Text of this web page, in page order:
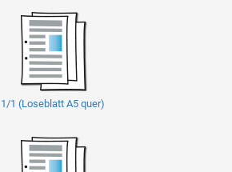
1/1 (Loseblatt A5 quer)